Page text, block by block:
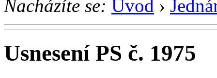
Nacházíte se: Úvod ›
Usnesení PS č. 1975